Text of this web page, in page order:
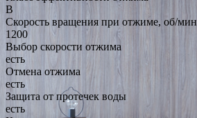
B
Скорость вращения при отжиме, об/мин
1200
Выбор скорости отжима
есть
Отмена отжима
есть
Защита от протечек воды
есть